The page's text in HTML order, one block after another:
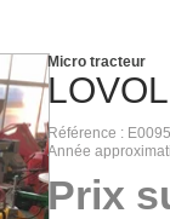
LOVOL
Micro tracteur
Référence
Année
Prix